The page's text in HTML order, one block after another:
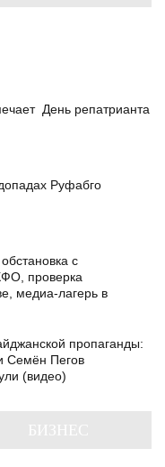
День репатрианта
Руфабго
с
проверка
медиа-лагерь в
пропаганды:
Семён Пегов
(видео)